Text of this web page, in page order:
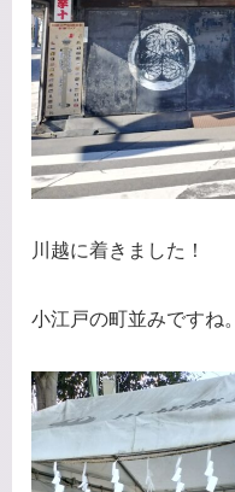
川越に着きました！
小江戸の町並みですね。